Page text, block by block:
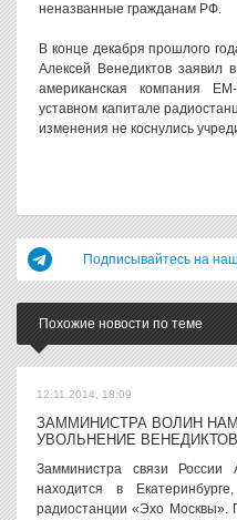
неназванные гражданам РФ.
В конце декабря прошлого
Алексей Венедиктов заявил
американская компания
уставном капитале
изменения не коснулись
Подписывайтесь на
Похожие новости по теме
12.11.2014, 18:09
ЗАММИНИСТРА ВОЛИН
УВОЛЬНЕНИЕ
Замминистра связи России
находится в
радиостанции «Эхо Москвы».